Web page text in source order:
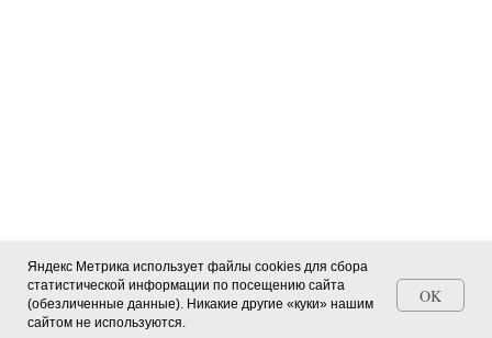
Станьте автором СМИ (+ свидетельство)
Яндекс Метрика использует файлы cookies для сбора
статистической информации по посещению сайта
(обезличенные данные). Никакие другие «куки» нашим
сайтом не используются.
OK